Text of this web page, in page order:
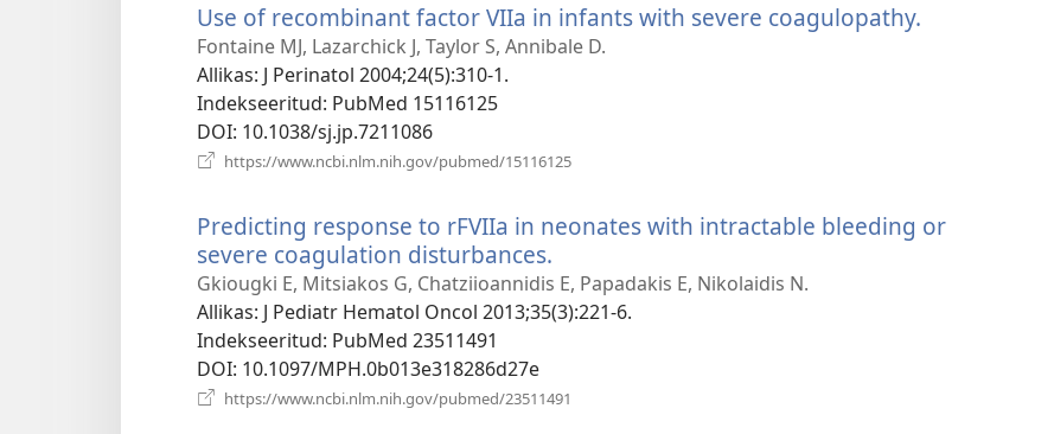
Use of recombinant factor VIIa in infants with severe coagulopathy.
Fontaine MJ, Lazarchick J, Taylor S, Annibale D.
Allikas‎: J Perinatol 2004;24(5):310-1.
Indekseeritud‎: PubMed 15116125
DOI‎: 10.1038/sj.jp.7211086
https://www.ncbi.nlm.nih.gov/pubmed/15116125
Predicting response to rFVIIa in neonates with intractable bleeding or
severe coagulation disturbances.
uue
akna)
Gkiougki E, Mitsiakos G, Chatziioannidis E, Papadakis E, Nikolaidis N.
Allikas‎: J Pediatr Hematol Oncol 2013;35(3):221-6.
Indekseeritud‎: PubMed 23511491
DOI‎: 10.1097/MPH.0b013e318286d27e
https://www.ncbi.nlm.nih.gov/pubmed/23511491